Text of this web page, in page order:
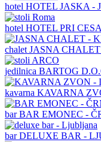
hotel HOTEL JASKA -
hotel HOTEL PRI
chalet JASNA
jedilnica BARTOG
kavarna KAVARNA
barBAR EMONEC -
barDELUXE BAR -